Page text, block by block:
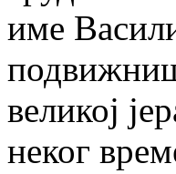
име
великој
неког